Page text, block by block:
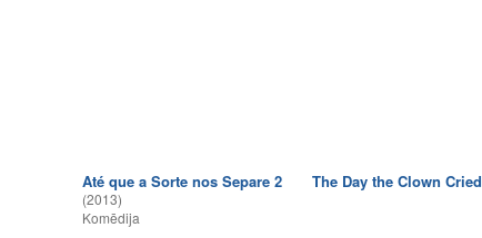
Até que a Sorte nos Separe 2
(2013)
Komēdija
The Day the Clown Cried